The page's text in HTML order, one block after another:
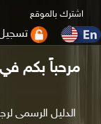
اشترك بالموقع
مرحباً بكم
الدليل الرسمى